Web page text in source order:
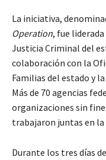
La iniciativa,
Operation, fue
Justicia Criminal del
colaboración con la
Familias del estado y la
Más de 70 agencias
organizaciones sin
trabajaron juntas en la
Durante los tres días